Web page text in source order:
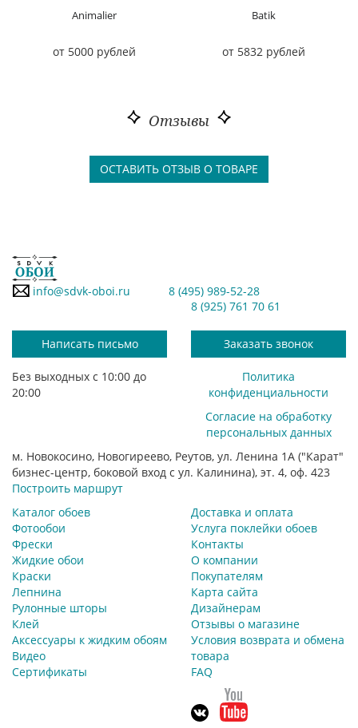
Animalier
от 5000 рублей
Batik
от 5832 рублей
Отзывы
ОСТАВИТЬ ОТЗЫВ О ТОВАРЕ
info@sdvk-oboi.ru
8 (495) 989-52-28
8 (925) 761 70 61
Написать письмо Заказать звонок
Без выходных с 10:00 до
20:00
Политика
конфиденциальности
Согласие на обработку
персональных данных
м. Новокосино, Новогиреево, Реутов, ул. Ленина 1А ("Карат"
бизнес-центр, боковой вход с ул. Калинина), эт. 4, оф. 423
Построить маршрут
Каталог обоев
Фотообои
Фрески
Жидкие обои
Краски
Лепнина
Рулонные шторы
Клей
Аксессуары к жидким обоям
Видео
Сертификаты
Доставка и оплата
Услуга поклейки обоев
Контакты
О компании
Покупателям
Карта сайта
Дизайнерам
Отзывы о магазине
Условия возврата и обмена
товара
FAQ